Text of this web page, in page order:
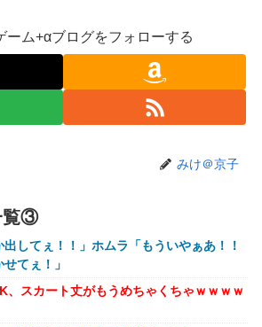
スの「世界に5種しかない飛行能力」発言
でさ、納豆パックの薄いフィルムって何の
？って聞くわけ」
逆らった財務官僚、異例の左遷ｗｗｗｗ
(36)、タンクトップがはち切れそうなくら
ｗｗｗｗｗｗ
ーム+αブログをフォローする
みけ＠京子
覧③
してぇ！！」ホムラ「もういやぁあ！！
てぇ！」
、スカート丈がもうめちゃくちゃｗｗｗｗ